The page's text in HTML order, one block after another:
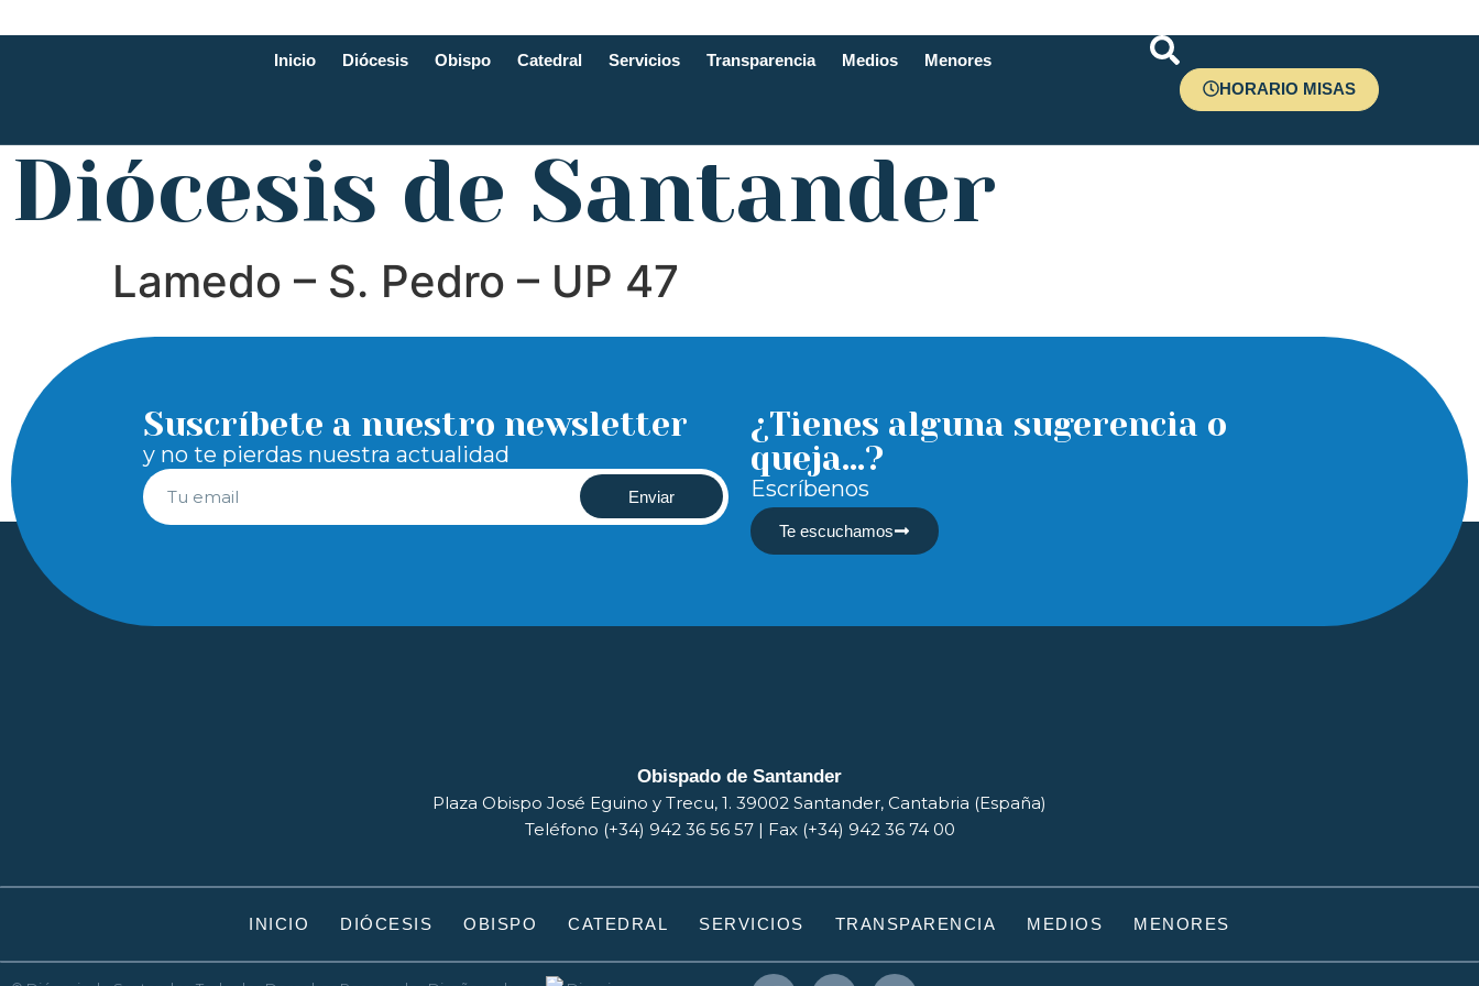
Inicio Diócesis Obispo Catedral Servicios Transparencia Medios
Menores
HORARIO MISAS
Diócesis de Santander
Lamedo – S. Pedro – UP 47
Suscríbete a nuestro newsletter
y no te pierdas nuestra actualidad
Enviar
¿Tienes alguna sugerencia o
queja...?
Escríbenos
Te escuchamos
Obispado de Santander
Plaza Obispo José Eguino y Trecu, 1. 39002 Santander, Cantabria (España)
Teléfono (+34) 942 36 56 57 | Fax (+34) 942 36 74 00
INICIO DIÓCESIS OBISPO CATEDRAL SERVICIOS TRANSPARENCIA MEDIOS MENORES